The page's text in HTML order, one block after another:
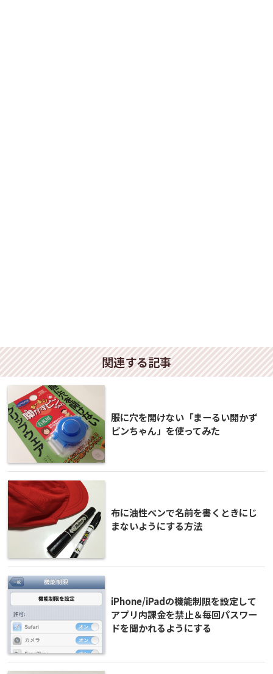
関連する記事
服に穴を開けない「まーるい開かず
ピンちゃん」を使ってみた
布に油性ペンで名前を書くときにじ
まないようにする方法
iPhone/iPadの機能制限を設定して
アプリ内課金を禁止＆毎回パスワー
ドを聞かれるようにする